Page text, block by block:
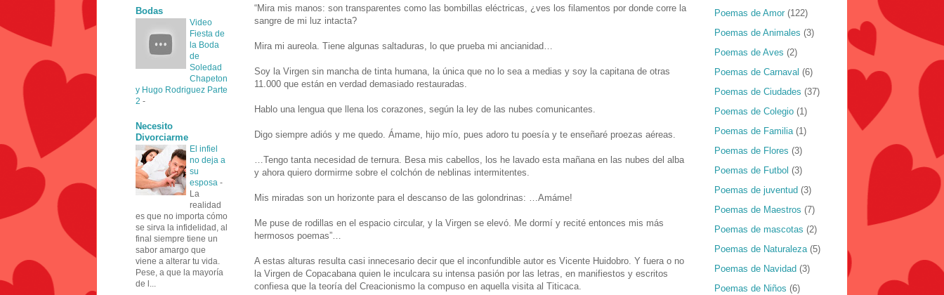
“Mira mis manos: son transparentes como las bombillas eléctricas, ¿ves los filamentos por donde corre la
sangre de mi luz intacta?
Mira mi aureola. Tiene algunas saltaduras, lo que prueba mi ancianidad…
Soy la Virgen sin mancha de tinta humana, la única que no lo sea a medias y soy la capitana de otras
11.000 que están en verdad demasiado restauradas.
Hablo una lengua que llena los corazones, según la ley de las nubes comunicantes.
Digo siempre adiós y me quedo. Ámame, hijo mío, pues adoro tu poesía y te enseñaré proezas aéreas.
…Tengo tanta necesidad de ternura. Besa mis cabellos, los he lavado esta mañana en las nubes del alba
y ahora quiero dormirme sobre el colchón de neblinas intermitentes.
Mis miradas son un horizonte para el descanso de las golondrinas: …Amáme!
Me puse de rodillas en el espacio circular, y la Virgen se elevó. Me dormí y recité entonces mis más
hermosos poemas”…
A estas alturas resulta casi innecesario decir que el inconfundible autor es Vicente Huidobro. Y fuera o no
la Virgen de Copacabana quien le inculcara su intensa pasión por las letras, en manifiestos y escritos
confiesa que la teoría del Creacionismo la compuso en aquella visita al Titicaca.
Bodas
Video
Fiesta de
la Boda
de
Soledad
Chapeton
y Hugo Rodriguez Parte
2 -
Necesito
Divorciarme
El infiel
no deja a
su
esposa -
La
realidad
es que no importa cómo
se sirva la infidelidad, al
final siempre tiene un
sabor amargo que
viene a alterar tu vida.
Pese, a que la mayoría
de l...
Poemas de Amor (122)
Poemas de Animales (3)
Poemas de Aves (2)
Poemas de Carnaval (6)
Poemas de Ciudades (37)
Poemas de Colegio (1)
Poemas de Familia (1)
Poemas de Flores (3)
Poemas de Futbol (3)
Poemas de juventud (3)
Poemas de Maestros (7)
Poemas de mascotas (2)
Poemas de Naturaleza (5)
Poemas de Navidad (3)
Poemas de Niños (6)